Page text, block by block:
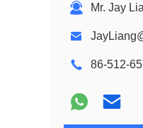
Mr. Jay
86-512-